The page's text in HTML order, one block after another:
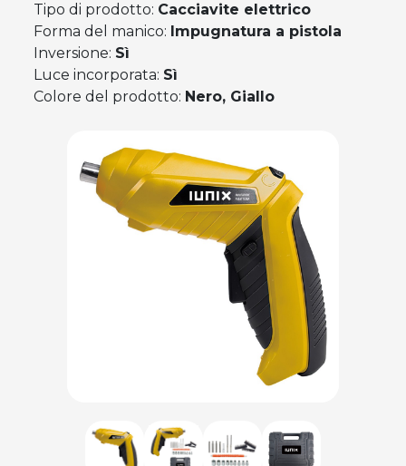
Tipo di prodotto: Cacciavite elettrico
Forma del manico: Impugnatura a pistola
Inversione: Sì
Luce incorporata: Sì
Colore del prodotto: Nero, Giallo